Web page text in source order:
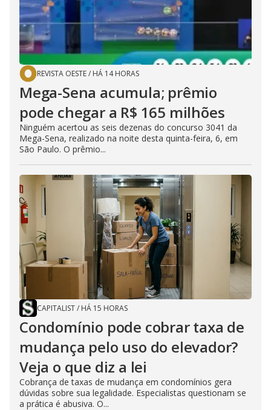
REVISTA OESTE/ HÁ 14 HORAS
Mega-Sena acumula; prêmio
pode chegar a R$ 165 milhões
Ninguém acertou as seis dezenas do concurso 3041 da
Mega-Sena, realizado na noite desta quinta-feira, 6, em
São Paulo. O prêmio...
CAPITALIST/ HÁ 15 HORAS
Condomínio pode cobrar taxa de
mudança pelo uso do elevador?
Veja o que diz a lei
Cobrança de taxas de mudança em condomínios gera
dúvidas sobre sua legalidade. Especialistas questionam se
a prática é abusiva. O...